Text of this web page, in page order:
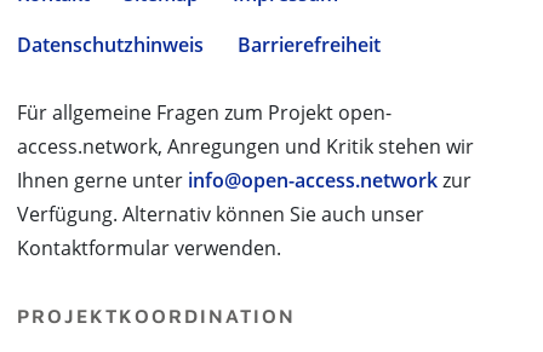
Datenschutzhinweis
Barrierefreiheit
Für allgemeine Fragen zum Projekt open-
access.network, Anregungen und Kritik stehen wir
Ihnen gerne unter info@open-access.networkzur
Verfügung. Alternativ können Sie auch unser
Kontaktformular verwenden.
PROJEKTKOORDINATION